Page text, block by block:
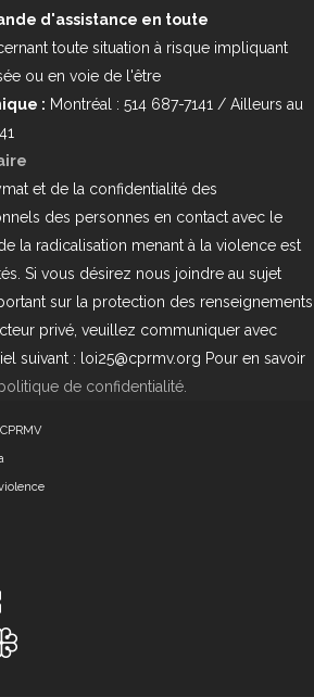
d'assistance en toute
toute situation à risque impliquant
ou en voie de l'être
: Montréal : 514 687-7141 / Ailleurs au
et de la confidentialité des
des personnes en contact avec le
la radicalisation menant à la violence est
Si vous désirez nous joindre au sujet
sur la protection des renseignements
privé, veuillez communiquer avec
suivant : loi25@cprmv.org Pour en savoir
de confidentialité.
CPRMV